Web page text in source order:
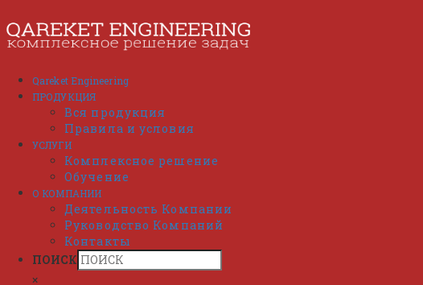
содержимому
Qareket Engineering
ПРОДУКЦИЯ
Вся продукция
Правила и условия
УСЛУГИ
Комплексное решение
Обучение
О КОМПАНИИ
Деятельность Компании
Руководство Компаний
Контакты
ПОИСК
×